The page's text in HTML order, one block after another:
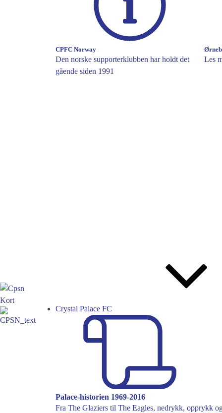
CPFC Norway
Den norske supporterklubben har holdt det
gående siden 1991
Les
Crystal Palace FC
Palace-historien 1969-2016
Fra The Glaziers til The Eagles, nedrykk, opprykk